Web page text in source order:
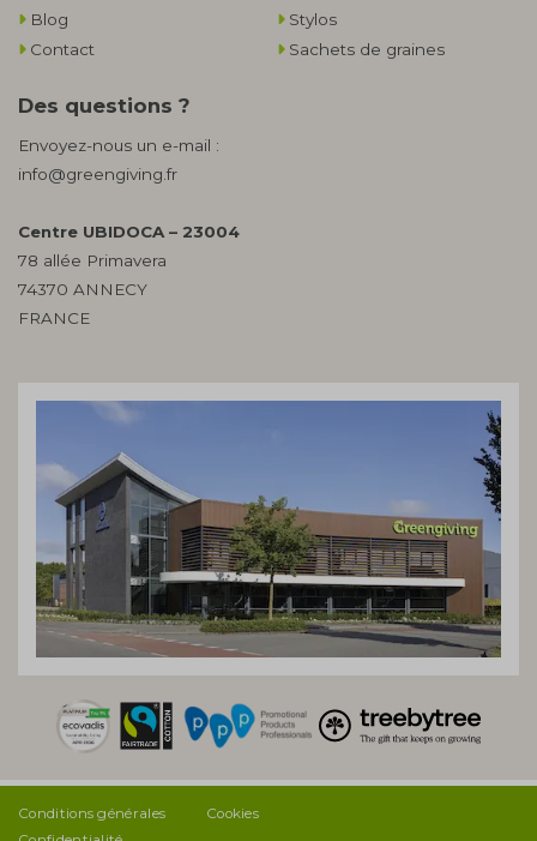
Blog
Contact
Stylos
Sachets de graines
Des questions ?
Envoyez-nous un e-mail :
info@greengiving.fr
Centre UBIDOCA – 23004
78 allée Primavera
74370 ANNECY
FRANCE
Conditions générales
Cookies